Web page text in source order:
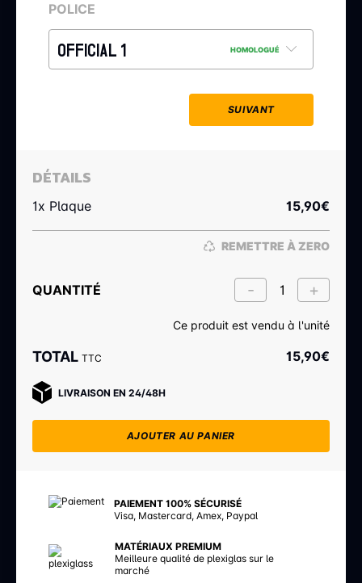
POLICE
OFFICIAL 1 HOMOLOGUÉ
SUIVANT
DÉTAILS
1x Plaque 15,90€
REMETTRE À ZERO
QUANTITÉ
Ce produit est vendu à l'unité
TOTAL TTC 15,90€
LIVRAISON EN 24/48H
AJOUTER AU PANIER
PAIEMENT 100% SÉCURISÉ
Visa, Mastercard, Amex, Paypal
MATÉRIAUX PREMIUM
Meilleure qualité de plexiglas sur le
marché